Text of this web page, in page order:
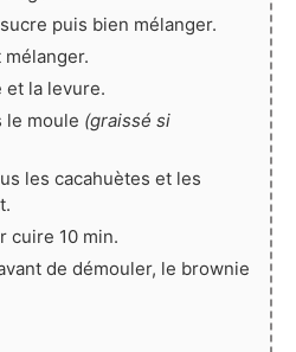
puis bien mélanger.
et la levure.
le moule (graissé si
les cacahuètes et les
cuire 10 min.
de démouler, le brownie